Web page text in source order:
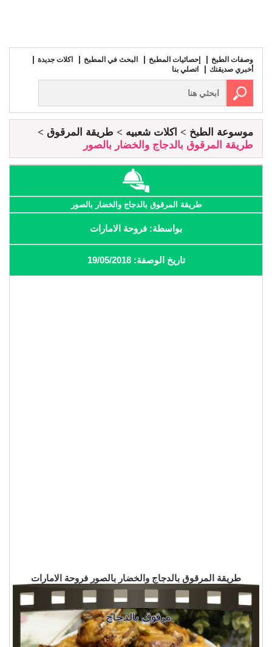
وصفات الطبخ إحصائيات المطبخ البحث في المطبخ
اكلات جديدة
أخبري صديقتك
اتصلي بنا
موسوعة الطبخ اكلات شعبيه
طريقة المرقوق
طريقة المرقوق بالدجاج والخضار بالصور
طريقة المرقوق بالدجاج والخضار بالصور
بواسطة: فروحة الامارات
تاريخ الوصفة: 19/05/2018
طريقة المرقوق بالدجاج والخضار بالصور فروحة الامارات